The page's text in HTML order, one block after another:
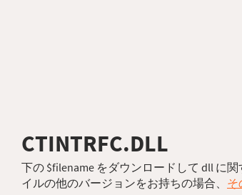
CTINTRFC.DLL
下の $filename をダウンロードして dll に
イルの他のバージョンをお持ちの場合、 そ